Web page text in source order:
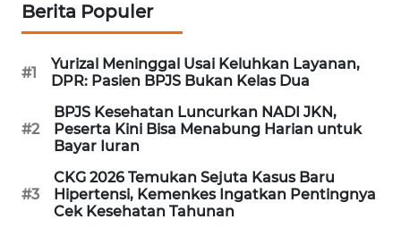
Berita Populer
#1
Yurizal Meninggal Usai Keluhkan Layanan,
DPR: Pasien BPJS Bukan Kelas Dua
#2
BPJS Kesehatan Luncurkan NADI JKN,
Peserta Kini Bisa Menabung Harian untuk
Bayar Iuran
#3
CKG 2026 Temukan Sejuta Kasus Baru
Hipertensi, Kemenkes Ingatkan Pentingnya
Cek Kesehatan Tahunan
WAHANA
NEWS
WAHANA
TANI
WAHANA
ADVOKAT
WAHANA